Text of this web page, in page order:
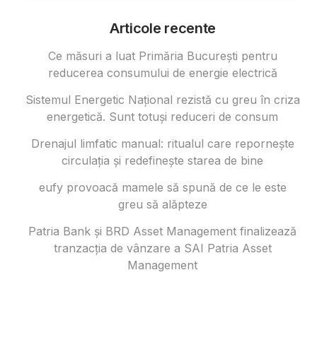
Articole recente
Ce măsuri a luat Primăria București pentru
reducerea consumului de energie electrică
Sistemul Energetic Național rezistă cu greu în criza
energetică. Sunt totuși reduceri de consum
Drenajul limfatic manual: ritualul care repornește
circulația și redefinește starea de bine
eufy provoacă mamele să spună de ce le este
greu să alăpteze
Patria Bank și BRD Asset Management finalizează
tranzacția de vânzare a SAI Patria Asset
Management